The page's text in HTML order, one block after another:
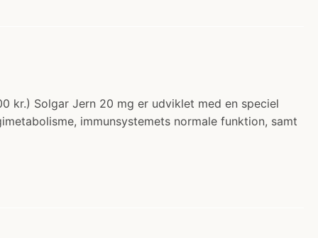
kr.) Solgar Jern 20 mg er udviklet med en speciel
immunsystemets normale funktion, samt